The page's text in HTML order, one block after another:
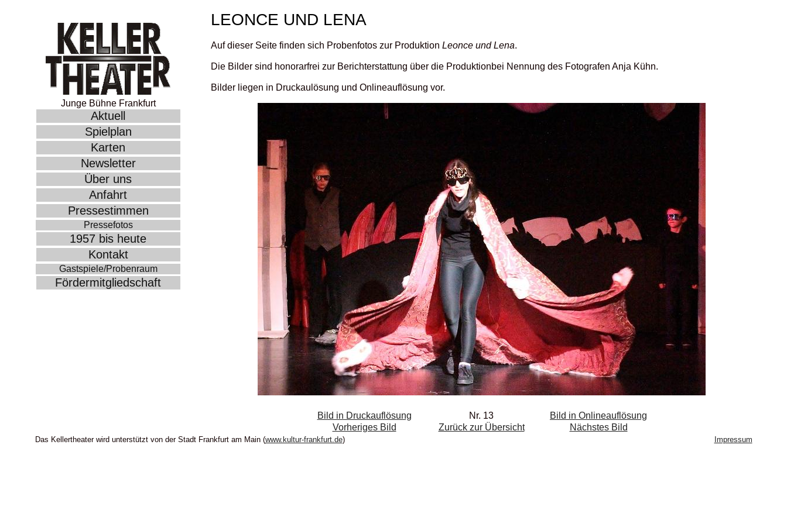
Junge Bühne Frankfurt
Aktuell
Spielplan
Karten
Newsletter
Über uns
Anfahrt
Pressestimmen
Pressefotos
1957 bis heute
Kontakt
Gastspiele/Probenraum
Fördermitgliedschaft
LEONCE UND LENA
Auf dieser Seite finden sich Probenfotos zur Produktion Leonce und Lena.
Die Bilder sind honorarfrei zur Berichterstattung über die Produktionbei Nennung des Fotografen Anja Kühn.
Bilder liegen in Druckaulösung und Onlineauflösung vor.
Bild in Druckauflösung Nr. 13
Bild in Onlineauflösung
Vorheriges Bild
Zurück zur Übersicht Nächstes Bild
Das Kellertheater wird unterstützt von der Stadt Frankfurt am Main (www.kultur-frankfurt.de) Impressum